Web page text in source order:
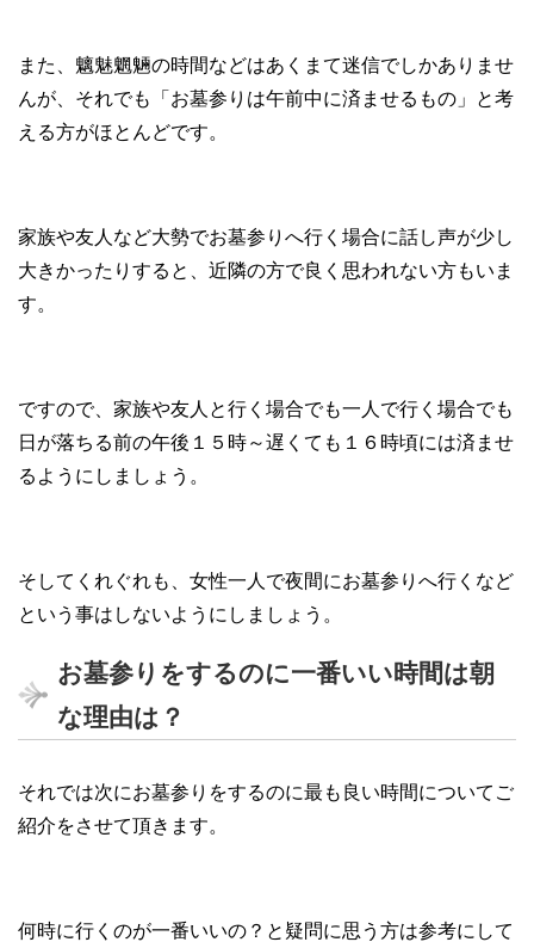
また、魑魅魍魎の時間などはあくまて迷信でしかありませ
んが、それでも「お墓参りは午前中に済ませるもの」と考
える方がほとんどです。
家族や友人など大勢でお墓参りへ行く場合に話し声が少し
大きかったりすると、近隣の方で良く思われない方もいま
す。
ですので、家族や友人と行く場合でも一人で行く場合でも
日が落ちる前の午後１５時～遅くても１６時頃には済ませ
るようにしましょう。
そしてくれぐれも、女性一人で夜間にお墓参りへ行くなど
という事はしないようにしましょう。
お墓参りをするのに一番いい時間は朝
な理由は？
それでは次にお墓参りをするのに最も良い時間についてご
紹介をさせて頂きます。
何時に行くのが一番いいの？と疑問に思う方は参考にして